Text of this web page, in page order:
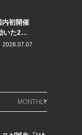
内初開催
いた2日
2026.07.07
MONTHLY